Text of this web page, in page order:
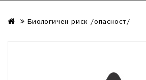
Биологичен риск /опасност/